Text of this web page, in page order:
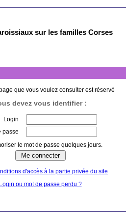
sur les familles Corses
que vous voulez consulter est réservé
devez vous identifier :
Login
passe
le mot de passe quelques jours.
d'accès à la partie privée du site
Login ou mot de passe perdu ?